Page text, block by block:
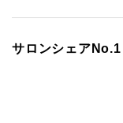
サロンシェアNo.1